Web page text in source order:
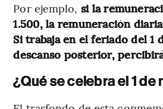
Por ejemplo, si la
1.500, la remuneración
Si trabaja en el feriado del 1
descanso posterior,
¿Qué se celebra el 1 de